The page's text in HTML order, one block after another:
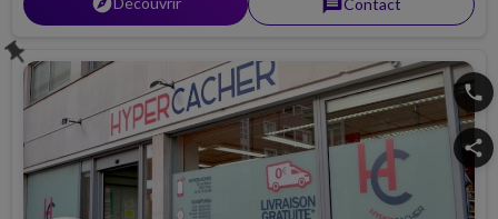
messageContact
phone
share